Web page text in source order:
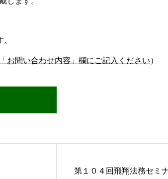
お問い合わせ内容」欄にご記入ください）
第１０４回飛翔法務セミ